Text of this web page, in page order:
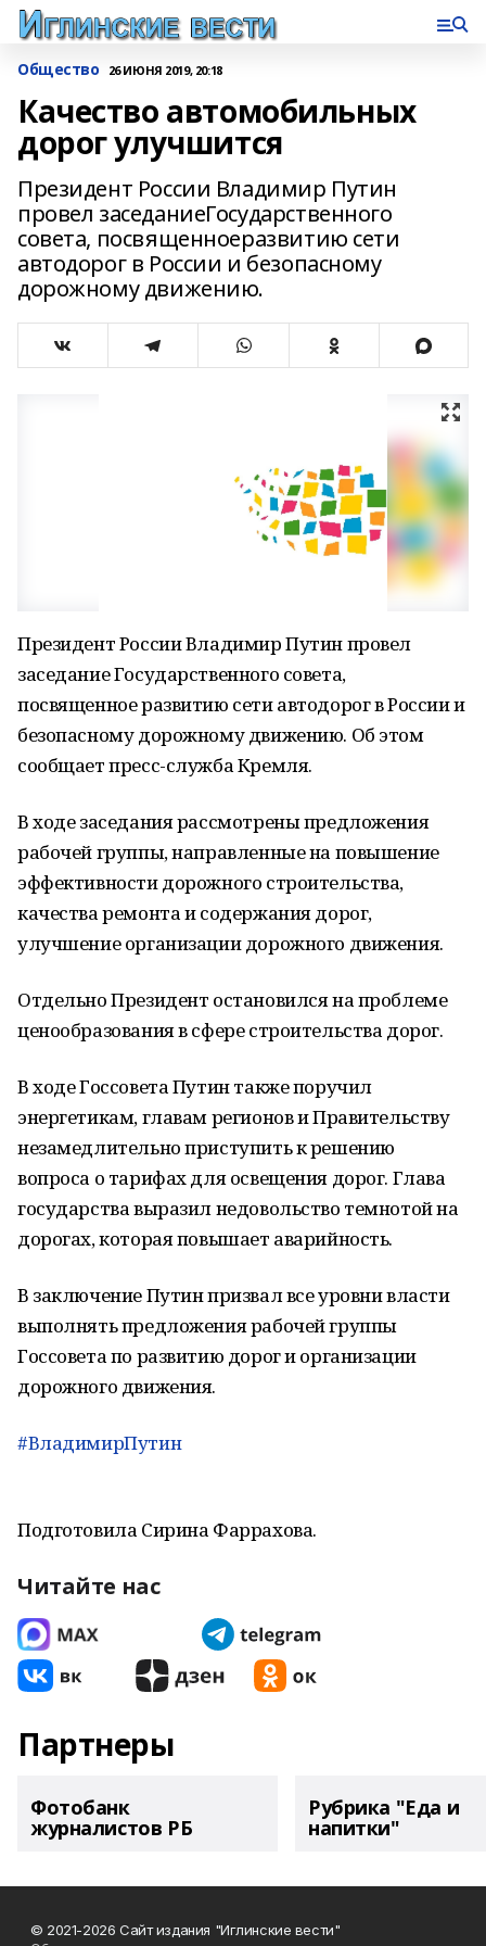
Общество 26 ИЮНЯ 2019, 20:18
Качество автомобильных
дорог улучшится
Президент России Владимир Путин
провел заседаниеГосударственного
совета, посвященноеразвитию сети
автодорог в России и безопасному
дорожному движению.
Президент России Владимир Путин провел
заседание Государственного совета,
посвященное развитию сети автодорог в России и
безопасному дорожному движению. Об этом
сообщает пресс-служба Кремля.
В ходе заседания рассмотрены предложения
рабочей группы, направленные на повышение
эффективности дорожного строительства,
качества ремонта и содержания дорог,
улучшение организации дорожного движения.
Отдельно Президент остановился на проблеме
ценообразования в сфере строительства дорог.
В ходе Госсовета Путин также поручил
энергетикам, главам регионов и Правительству
незамедлительно приступить к решению
вопроса о тарифах для освещения дорог. Глава
государства выразил недовольство темнотой на
дорогах, которая повышает аварийность.
В заключение Путин призвал все уровни власти
выполнять предложения рабочей группы
Госсовета по развитию дорог и организации
дорожного движения.
#ВладимирПутин
Подготовила Сирина Фаррахова.
Читайте нас
Партнеры
Фотобанк
журналистов РБ
Рубрика "Еда и
напитки"
© 2021-2026 Сайт издания "Иглинские вести"